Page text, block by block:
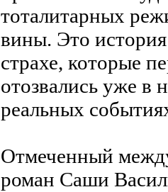
тоталитарных
вины. Это
страхе, которые
отозвались уже в
реальных
Отмеченный
роман Саши